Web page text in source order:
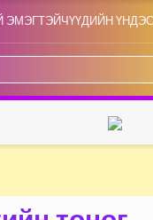
ЭМЭГТЭЙЧҮҮДИЙН